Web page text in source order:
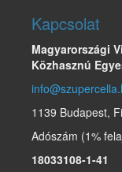
Kapcsolat
Magyarországi
Közhasznú
1139 Budapest,
Adószám (1%
18033108-1-41